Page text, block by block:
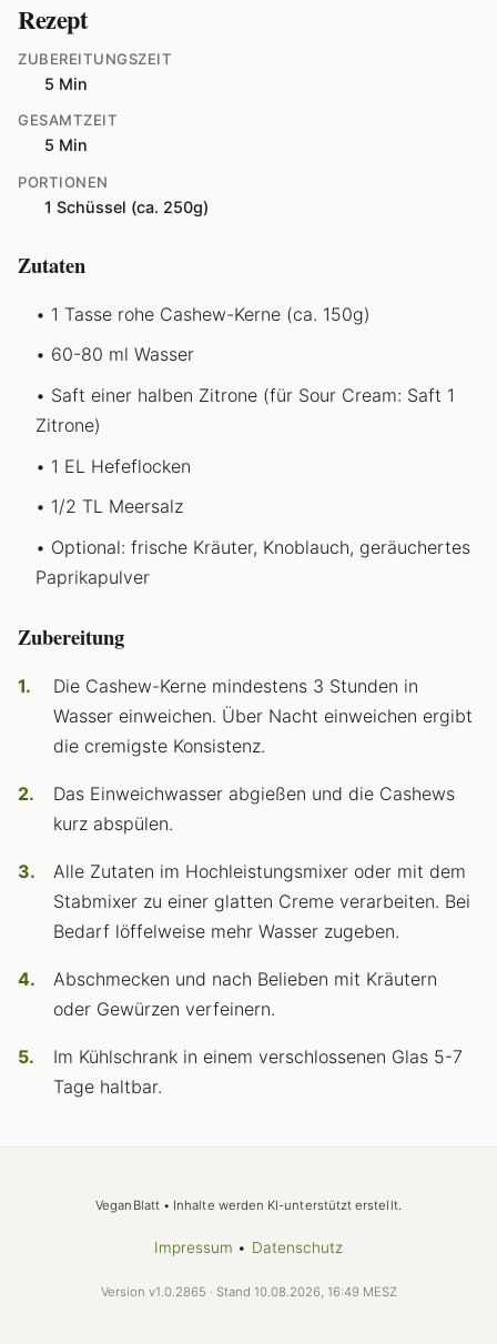
Rezept
ZUBEREITUNGSZEIT
5 Min
GESAMTZEIT
5 Min
PORTIONEN
1 Schüssel (ca. 250g)
Zutaten
1 Tasse rohe Cashew-Kerne (ca. 150g)
60-80 ml Wasser
Saft einer halben Zitrone (für Sour Cream: Saft 1
Zitrone)
1 EL Hefeflocken
1/2 TL Meersalz
Optional: frische Kräuter, Knoblauch, geräuchertes
Paprikapulver
Zubereitung
Die Cashew-Kerne mindestens 3 Stunden in
Wasser einweichen. Über Nacht einweichen ergibt
die cremigste Konsistenz.
Das Einweichwasser abgießen und die Cashews
kurz abspülen.
Alle Zutaten im Hochleistungsmixer oder mit dem
Stabmixer zu einer glatten Creme verarbeiten. Bei
Bedarf löffelweise mehr Wasser zugeben.
Abschmecken und nach Belieben mit Kräutern
oder Gewürzen verfeinern.
Im Kühlschrank in einem verschlossenen Glas 5-7
Tage haltbar.
VeganBlatt • Inhalte werden KI-unterstützt erstellt.
Impressum • Datenschutz
Version v1.0.2865 · Stand 10.08.2026, 16:49 MESZ